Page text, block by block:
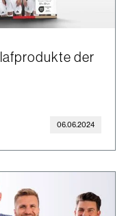
der
06.06.2024